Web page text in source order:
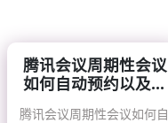
腾讯会议周期性会议
如何自动预约以及...
腾讯会议周期性会议如何自